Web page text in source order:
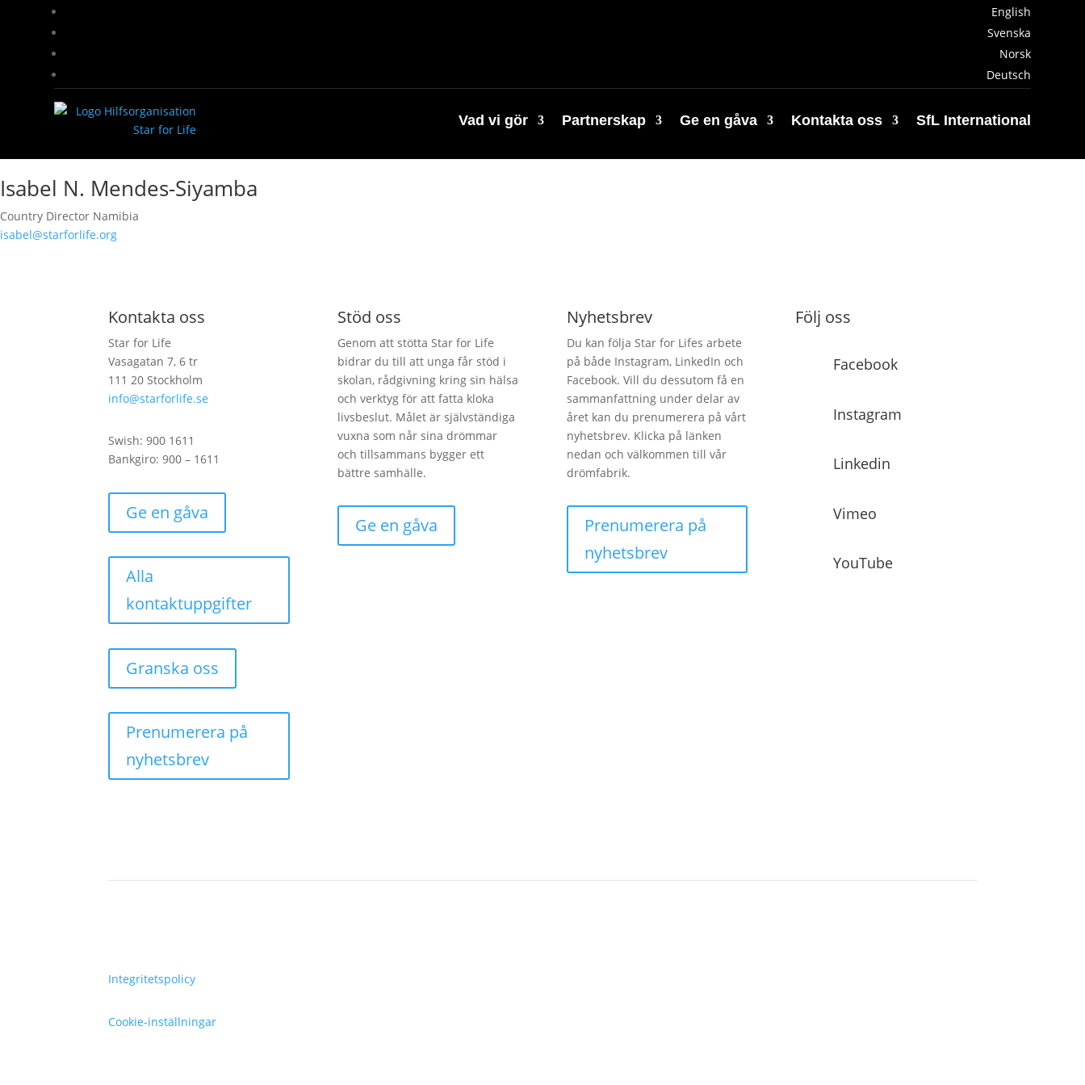
English
Svenska
Norsk
Deutsch
Vad vi gör Partnerskap Ge en gåva Kontakta oss SfL International
Isabel N. Mendes-Siyamba
Country Director Namibia
isabel@starforlife.org
Kontakta oss
Star for Life
Vasagatan 7, 6 tr
111 20 Stockholm
info@starforlife.se
Swish: 900 1611
Bankgiro: 900 – 1611
Ge en gåva
Alla
kontaktuppgifter
Granska oss
Prenumerera på
nyhetsbrev
Stöd oss
Genom att stötta Star for Life
bidrar du till att unga får stöd i
skolan, rådgivning kring sin hälsa
och verktyg för att fatta kloka
livsbeslut. Målet är självständiga
vuxna som når sina drömmar
och tillsammans bygger ett
bättre samhälle.
Ge en gåva
Nyhetsbrev
Du kan följa Star for Lifes arbete
på både Instagram, LinkedIn och
Facebook. Vill du dessutom få en
sammanfattning under delar av
året kan du prenumerera på vårt
nyhetsbrev. Klicka på länken
nedan och välkommen till vår
drömfabrik.
Prenumerera på
nyhetsbrev
Följ oss
Facebook
Instagram
Linkedin
Vimeo
YouTube
Integritetspolicy
Cookie-inställningar